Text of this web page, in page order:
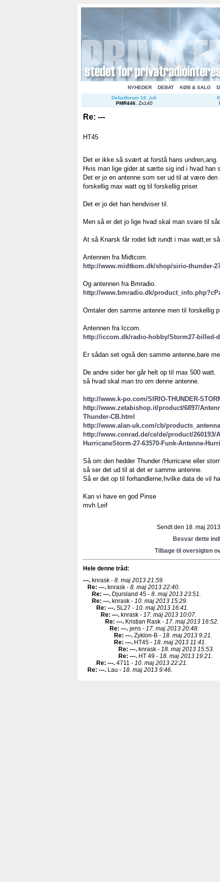
NYHEDER DEBAT KØB & SALG
Debatforum 16. juli
PMR446. Zx140
Re: ---
HT45
Det er ikke så svært at forstå hans undren,ang.
Hvis man lige gider at sætte sig ind i hvad han
Det er jo en antenne som ser ud til at være den
forskellig max watt og til forskellig priser.
Det er jo det han hendviser til.
Men så er det jo lige hvad skal man svare til
At så Knarsk får rodet lidt rundt i max watt,er
Antennen fra Midtcom.
http://www.midtkom.dk/shop/sirio-thunder-
Og antennen fra Bmradio.
http://www.bmradio.dk/
Omtaler den samme antenne men til forskellig
Antennen fra Iccom.
http://iccom.dk/radio-hobby/Storm27-billed-
Er sådan set også den samme antenne,bare
De andre sider her går helt op til max 500 watt.
så hvad skal man tro om denne antenne.
http://www.k-po.com/SIRIO-THUNDER-
http://www.zetabishop.it/product/6897/
Thunder-CB.html
http://www.alan-uk.com/cb/
http://www.conrad.de/ce/de/product/260193/
HurricaneStorm-27-63570-Funk-Antenne-
Så om den hedder Thunder /Hurricane eller
så ser det ud til at det er samme antenne.
Så er det op til forhandlerne,hvilke data de vil
Kan vi have en god Pinse
mvh Leif
Sendt den 18. maj
Besvar dette
Tilbage til oversigten
Hele denne tråd:
---. knrask - 8. maj 2013 21:59.
Re: ---. knrask - 8. maj 2013 22:40.
Re: ---. Djursland 45 - 8. maj 2013 23:51.
Re: ---. knrask - 10. maj 2013 15:29.
Re: ---. SL27 - 10. maj 2013 16:41.
Re: ---. knrask - 17. maj 2013 10:07.
Re: ---. Kristian Rask - 17. maj 2013 16:52.
Re: ---. jens - 17. maj 2013 20:48.
Re: ---. Zyklon-B - 18. maj 2013 9:21.
Re: ---. HT45 - 18. maj 2013 11:41.
Re: ---. knrask - 18. maj 2013 15:53.
Re: ---. HT 49 - 18. maj 2013 19:21.
Re: ---. 4711 - 10. maj 2013 22:21.
Re: ---. Lau - 18. maj 2013 9:46.